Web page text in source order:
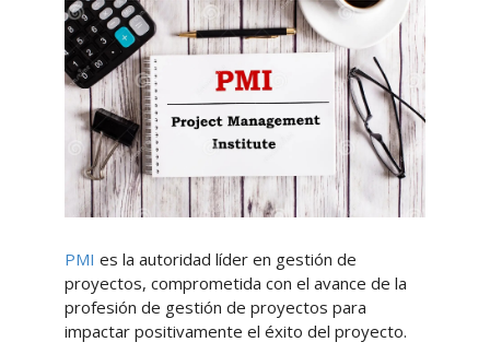
PMI es la autoridad líder en gestión de
proyectos, comprometida con el avance de la
profesión de gestión de proyectos para
impactar positivamente el éxito del proyecto.